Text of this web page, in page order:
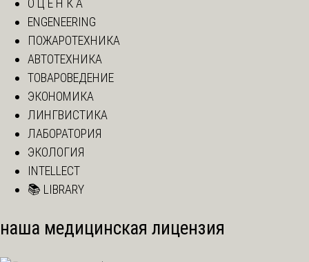
О Ц Е Н К А
ENGENEERING
ПОЖАРОТЕХНИКА
АВТОТЕХНИКА
ТОВАРОВЕДЕНИЕ
ЭКОНОМИКА
ЛИНГВИСТИКА
ЛАБОРАТОРИЯ
ЭКОЛОГИЯ
INTELLECT
📚 LIBRARY
наша медицинская лицензия